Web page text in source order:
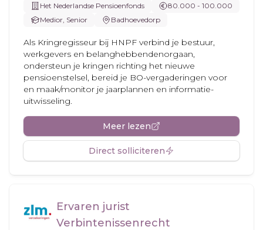
Het Nederlandse Pensioenfonds
80.000 - 100.000
Medior, Senior
Badhoevedorp
Als Kringregisseur bij HNPF verbind je bestuur,
werkgevers en belanghebbendenorgaan,
ondersteun je kringen richting het nieuwe
pensioenstelsel, bereid je BO-vergaderingen voor
en maak/monitor je jaarplannen en informatie-
uitwisseling.
Meer lezen
Direct solliciteren
Ervaren jurist
Verbintenissenrecht